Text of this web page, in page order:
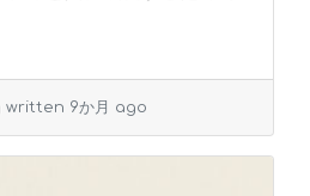
written 9か月 ago